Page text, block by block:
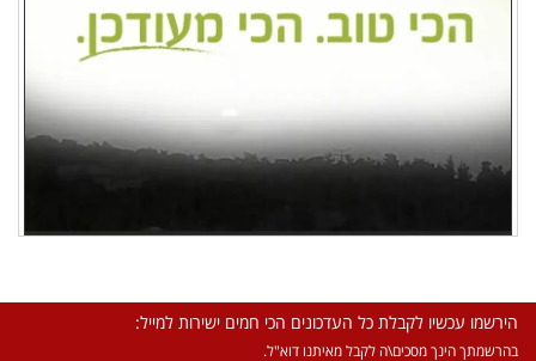
הירשמו עכשיו לקבלת כל העדכונים הכי חמים ישירות למייל:
בהרשמתך הינך מסכים\ה לקבל מאיתנו דוא"ל.